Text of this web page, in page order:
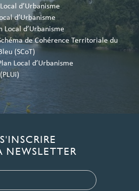
d’Urbanisme
d’Urbanisme
Local d’Urbanisme
de Cohérence Territoriale du
(SCoT)
Local d’Urbanisme
S'INSCRIRE
NEWSLETTER